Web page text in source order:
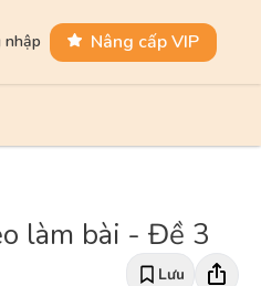
Nâng cấp VIP
làm bài - Đề 3
Lưu